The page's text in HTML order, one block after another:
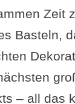
Zeit
Basteln,
– all das